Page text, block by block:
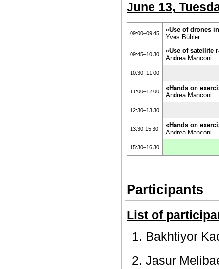
June 13,
09:00–09:45
«Use of drones
Yves Bühler
09:45–10:30
«Use of satellite
Andrea Manconi
10:30–11:00
11:00–12:00
«Hands on
Andrea Manconi
12:30–13:30
13:30-15:30
«Hands on
Andrea Manconi
15:30–16:30
Participants
List of
1. Bakhtiyor
2. Jasur